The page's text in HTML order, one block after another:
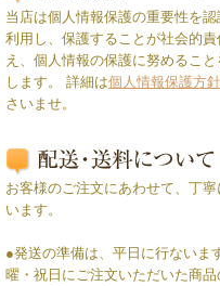
当店は個人情報保護の重要性を
利用し、保護することが社会的
え、個人情報の保護に努めるこ
します。 詳細は個人情報保護方針
さいませ。
お客様のご注文にあわせて、丁
います。
●発送の準備は、平日に行ないま
曜・祝日にご注文いただいた商